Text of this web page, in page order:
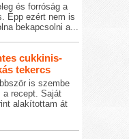
és forróság a
Épp ezért nem is
bekapcsolni a...
cukkinis-
tekercs
is szembe
a recept. Saját
alakítottam át